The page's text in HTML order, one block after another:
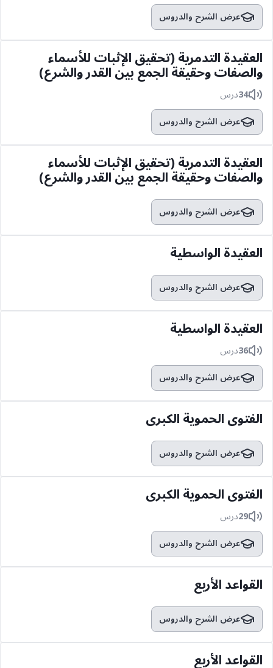
عرض الشرح والدروس
العقيدة التدمرية (تحقيق الإثبات للأسماء
والصفات وحقيقة الجمع بين القدر والشرع)
34درس
عرض الشرح والدروس
العقيدة التدمرية (تحقيق الإثبات للأسماء
والصفات وحقيقة الجمع بين القدر والشرع)
عرض الشرح والدروس
العقيدة الواسطية
عرض الشرح والدروس
العقيدة الواسطية
36درس
عرض الشرح والدروس
الفتوى الحموية الكبرى
عرض الشرح والدروس
الفتوى الحموية الكبرى
29درس
عرض الشرح والدروس
القواعد الأربع
عرض الشرح والدروس
القواعد الأربع